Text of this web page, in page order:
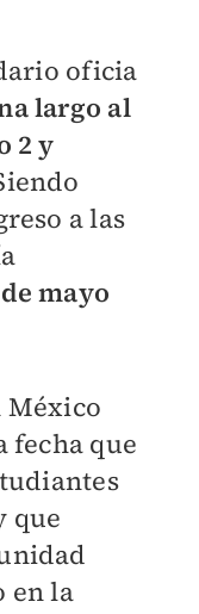
oficia
largo al
2 y
a las
mayo
México
fecha que
que
en la